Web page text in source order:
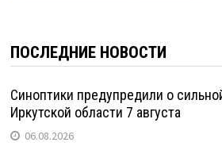
ПОСЛЕДНИЕ НОВОСТИ
Синоптики предупредили о
Иркутской области 7 августа
06.08.2026